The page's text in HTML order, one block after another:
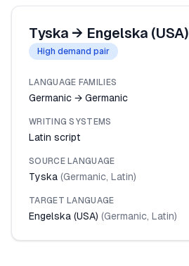
Tyska → Engelska (USA)
High demand pair
LANGUAGE FAMILIES
Germanic → Germanic
WRITING SYSTEMS
Latin script
SOURCE LANGUAGE
Tyska (Germanic, Latin)
TARGET LANGUAGE
Engelska (USA) (Germanic, Latin)